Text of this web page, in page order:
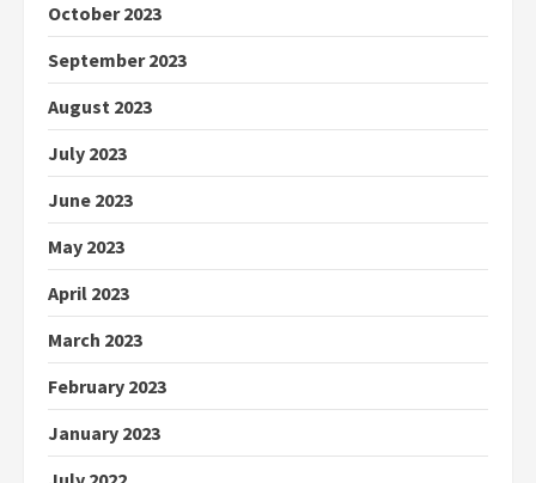
October 2023
September 2023
August 2023
July 2023
June 2023
May 2023
April 2023
March 2023
February 2023
January 2023